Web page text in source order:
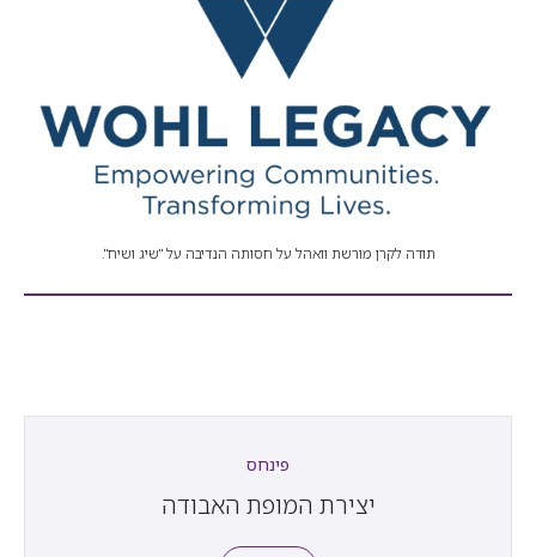
תודה לקרן מורשת וואהל על חסותה הנדיבה על "שיג ושיח".
פינחס
יצירת המופת האבודה